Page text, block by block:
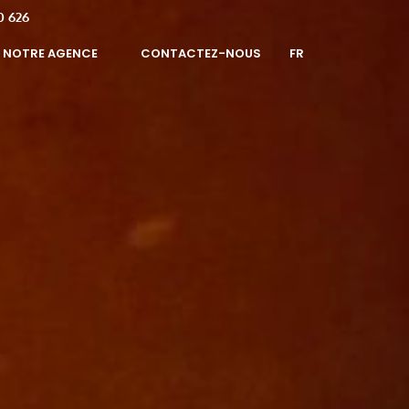
626
NOTRE AGENCE CONTACTEZ-NOUS FR
EN